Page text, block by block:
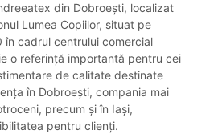
din Dobroești, localizat
Lumea Copiilor, situat pe
în cadrul centrului comercial
o referință importantă pentru cei
de calitate destinate
în Dobroești, compania mai
precum și în Iași,
pentru clienți.